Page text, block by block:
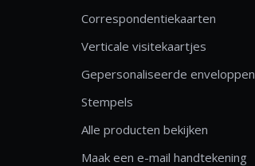
Correspondentiekaarten
Verticale visitekaartjes
Gepersonaliseerde enveloppen
Stempels
Alle producten bekijken
Maak een e-mail handtekening